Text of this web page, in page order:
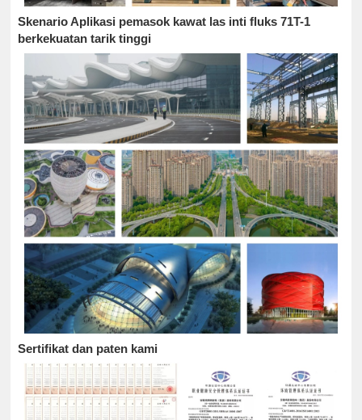
Skenario Aplikasi pemasok kawat las inti fluks 71T-1
berkekuatan tarik tinggi
Sertifikat dan paten kami